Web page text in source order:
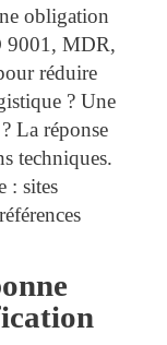
obligation
9001, MDR,
réduire
? Une
La réponse
techniques.
: sites